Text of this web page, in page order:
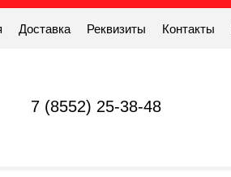
Доставка Реквизиты Контакты
7 (8552) 25-38-48